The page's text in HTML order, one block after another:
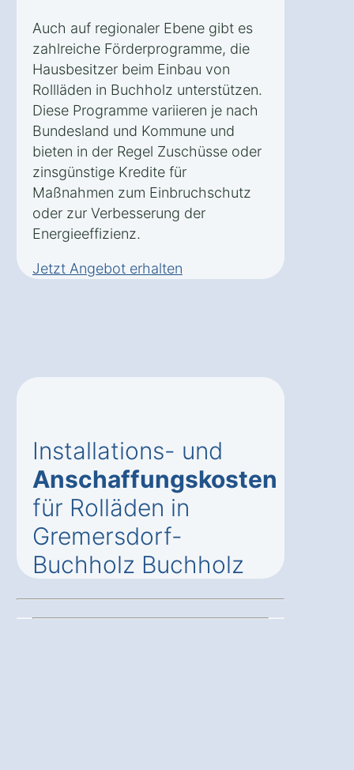
Auch auf regionaler Ebene gibt es
zahlreiche Förderprogramme, die
Hausbesitzer beim Einbau von
Rollläden in Buchholz unterstützen.
Diese Programme variieren je nach
Bundesland und Kommune und
bieten in der Regel Zuschüsse oder
zinsgünstige Kredite für
Maßnahmen zum Einbruchschutz
oder zur Verbesserung der
Energieeffizienz.
Jetzt Angebot erhalten
Installations- und
Anschaffungskosten
für Rolläden in
Gremersdorf-
Buchholz Buchholz